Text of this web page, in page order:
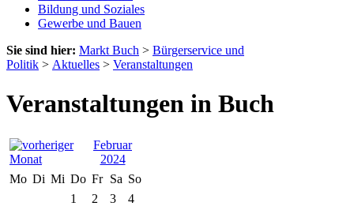
Bildung und Soziales
Gewerbe und Bauen
Sie sind hier: Markt Buch > Bürgerservice und
Politik > Aktuelles > Veranstaltungen
Veranstaltungen in Buch
Februar
2024
Mo Di Mi Do Fr Sa So
1
2 3
4